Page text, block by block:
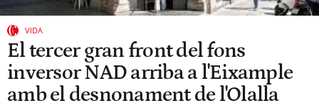
VIDA
El tercer gran front del fons
inversor NAD arriba a l'Eixample
amb el desnonament de l'Olalla